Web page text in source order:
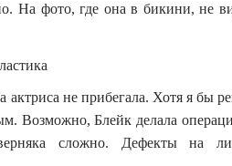
На фото, где она в бикини, не
актриса не прибегала. Хотя я бы
Возможно, Блейк делала
сложно. Дефекты на